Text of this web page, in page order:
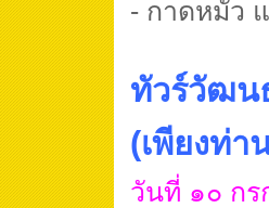
- กาดหมั้ว
ทัวร์วัฒน
(เพียงท่
วันที่ ๑๐ ก